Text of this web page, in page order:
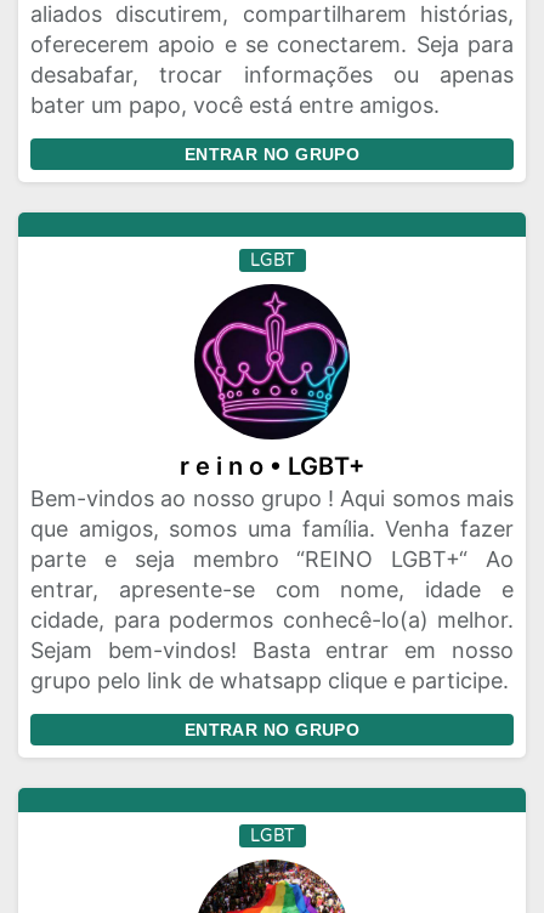
aliados discutirem, compartilharem histórias,
oferecerem apoio e se conectarem. Seja para
desabafar, trocar informações ou apenas
bater um papo, você está entre amigos.
ENTRAR NO GRUPO
LGBT
r e i n o • LGBT+
Bem-vindos ao nosso grupo ! Aqui somos mais
que amigos, somos uma família. Venha fazer
parte e seja membro “REINO LGBT+“ Ao
entrar, apresente-se com nome, idade e
cidade, para podermos conhecê-lo(a) melhor.
Sejam bem-vindos! Basta entrar em nosso
grupo pelo link de whatsapp clique e participe.
ENTRAR NO GRUPO
LGBT